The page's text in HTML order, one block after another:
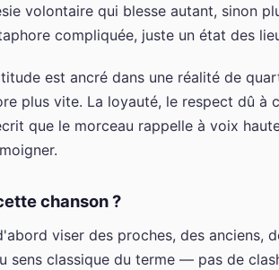
volontaire qui blesse autant, sinon
compliquée, juste un état des
est ancré dans une réalité de
plus vite. La loyauté, le respect dû à
que le morceau rappelle à voix
chanson ?
viser des proches, des anciens,
sens classique du terme — pas de